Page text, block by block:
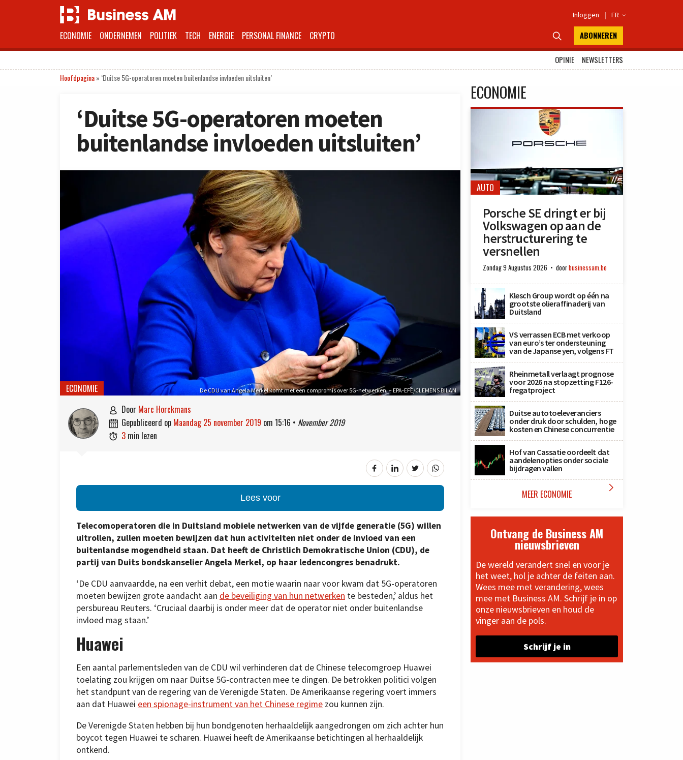
Inloggen | FR 
ECONOMIE ONDERNEMEN POLITIEK TECH ENERGIE PERSONAL FINANCE CRYPTO  ABONNEREN
OPINIE
NEWSLETTERS
Hoofdpagina» ‘Duitse 5G-operatoren moeten buitenlandse invloeden uitsluiten’
‘Duitse 5G-operatoren moeten
buitenlandse invloeden uitsluiten’
De CDU van Angela Merkel komt met een compromis over 5G-netwerken. – EPA-EFE/CLEMENS BILAN
ECONOMIE
 door Marc Horckmans
 gepubliceerd op maandag 25 november 2019 om 15:16 • November 2019
 3 min lezen
Lees voor
Telecomoperatoren die in Duitsland mobiele netwerken van de vijfde generatie (5G) willen
uitrollen, zullen moeten bewijzen dat hun activiteiten niet onder de invloed van een
buitenlandse mogendheid staan. Dat heeft de Christlich Demokratische Union (CDU), de
partij van Duits bondskanselier Angela Merkel, op haar ledencongres benadrukt.
‘De CDU aanvaardde, na een verhit debat, een motie waarin naar voor kwam dat 5G-operatoren
moeten bewijzen grote aandacht aan de beveiliging van hun netwerken te besteden,’ aldus het
persbureau Reuters. ‘Cruciaal daarbij is onder meer dat de operator niet onder buitenlandse
invloed mag staan.’
Huawei
Een aantal parlementsleden van de CDU wil verhinderen dat de Chinese telecomgroep Huawei
toelating zou krijgen om naar Duitse 5G-contracten mee te dingen. De betrokken politici volgen
het standpunt van de regering van de Verenigde Staten. De Amerikaanse regering voert immers
aan dat Huawei een spionage-instrument van het Chinese regime zou kunnen zijn.
De Verenigde Staten hebben bij hun bondgenoten herhaaldelijk aangedrongen om zich achter hun
boycot tegen Huawei te scharen. Huawei heeft de Amerikaanse betichtingen al herhaaldelijk
ontkend.
ECONOMIE
AUTO
Porsche SE dringt er bij
Volkswagen op aan de
herstructurering te
versnellen
Zondag 9 Augustus 2026 doorbusinessam.be
Klesch Group wordt op één na
grootste olieraffinaderij van
Duitsland
VS verrassen ECB met verkoop
van euro’s ter ondersteuning
van de Japanse yen, volgens FT
Rheinmetall verlaagt prognose
voor 2026 na stopzetting F126-
fregatproject
Duitse autotoeleveranciers
onder druk door schulden, hoge
kosten en Chinese concurrentie
Hof van Cassatie oordeelt dat
aandelenopties onder sociale
bijdragen vallen
MEER ECONOMIE 
Ontvang de Business AM
nieuwsbrieven
De wereld verandert snel en voor je
het weet, hol je achter de feiten aan.
Wees mee met verandering, wees
mee met Business AM. Schrijf je in op
onze nieuwsbrieven en houd de
vinger aan de pols.
Schrijf je in